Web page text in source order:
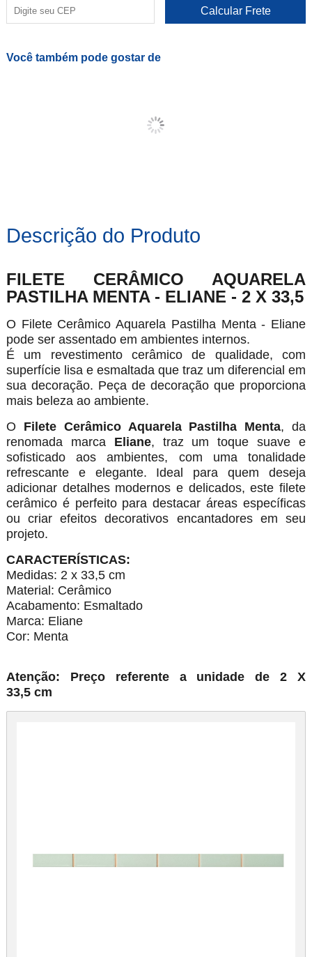
Você também pode gostar de
Descrição do Produto
FILETE CERÂMICO AQUARELA
PASTILHA MENTA - ELIANE - 2 X 33,5
O Filete Cerâmico Aquarela Pastilha Menta - Eliane
pode ser assentado em ambientes internos.
É um revestimento cerâmico de qualidade, com
superfície lisa e esmaltada que traz um diferencial em
sua decoração. Peça de decoração que proporciona
mais beleza ao ambiente.
O Filete Cerâmico Aquarela Pastilha Menta, da
renomada marca Eliane, traz um toque suave e
sofisticado aos ambientes, com uma tonalidade
refrescante e elegante. Ideal para quem deseja
adicionar detalhes modernos e delicados, este filete
cerâmico é perfeito para destacar áreas específicas
ou criar efeitos decorativos encantadores em seu
projeto.
CARACTERÍSTICAS:
Medidas: 2 x 33,5 cm
Material: Cerâmico
Acabamento: Esmaltado
Marca: Eliane
Cor: Menta
Atenção: Preço referente a unidade de 2 X
33,5 cm